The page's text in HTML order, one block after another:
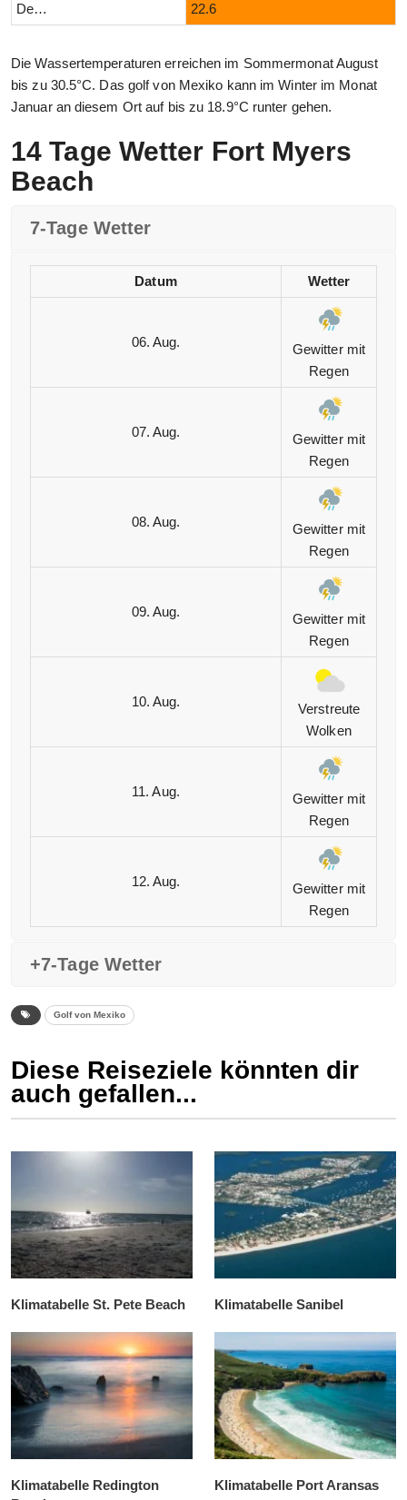
Dezember 22.6
Die Wassertemperaturen erreichen im Sommermonat August
bis zu 30.5°C. Das golf von Mexiko kann im Winter im Monat
Januar an diesem Ort auf bis zu 18.9°C runter gehen.
14 Tage Wetter Fort Myers
Beach
7-Tage Wetter
Datum Wetter
06. Aug.
Gewitter mit
Regen
07. Aug.
Gewitter mit
Regen
08. Aug.
Gewitter mit
Regen
09. Aug.
Gewitter mit
Regen
10. Aug.
Verstreute
Wolken
11. Aug.
Gewitter mit
Regen
12. Aug.
Gewitter mit
Regen
+7-Tage Wetter
Golf von Mexiko
Diese Reiseziele könnten dir
auch gefallen...
Klimatabelle St. Pete Beach Klimatabelle Sanibel
Klimatabelle Redington
Klimatabelle Port Aransas